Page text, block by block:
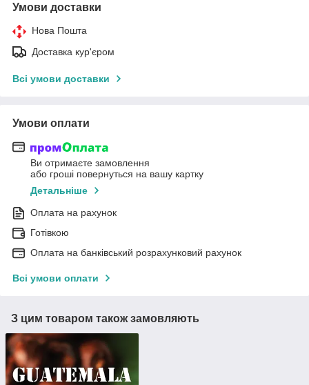
Умови доставки
Нова Пошта
Доставка кур'єром
Всі умови доставки
Умови оплати
Ви отримаєте замовлення
або гроші повернуться на вашу картку
Детальніше
Оплата на рахунок
Готівкою
Оплата на банківський розрахунковий рахунок
Всі умови оплати
З цим товаром також замовляють